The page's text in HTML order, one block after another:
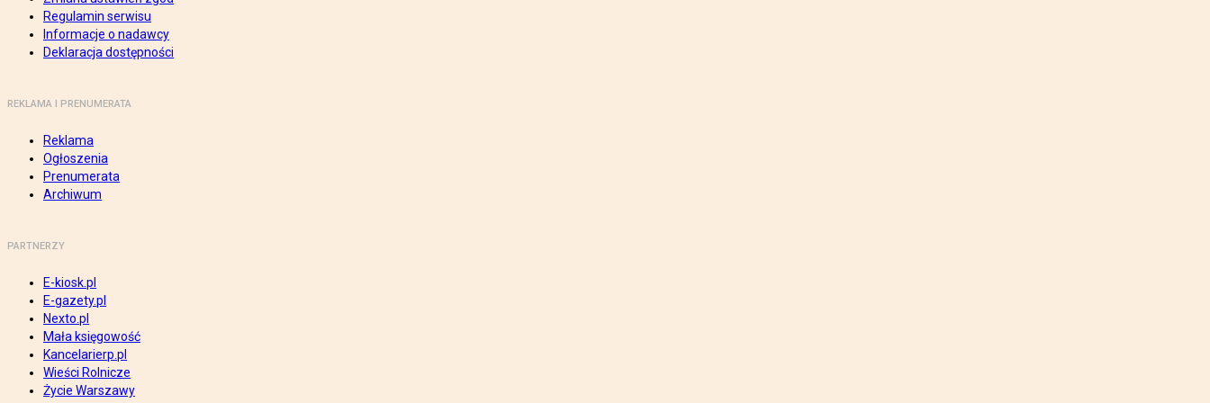
Regulamin serwisu
Informacje o nadawcy
Deklaracja dostępności
REKLAMA I PRENUMERATA
Reklama
Ogłoszenia
Prenumerata
Archiwum
PARTNERZY
E-kiosk.pl
E-gazety.pl
Nexto.pl
Mała księgowość
Kancelarierp.pl
Wieści Rolnicze
Życie Warszawy